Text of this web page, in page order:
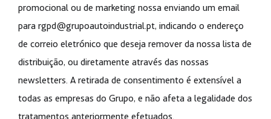
promocional ou de marketing nossa enviando um email
para rgpd@grupoautoindustrial.pt, indicando o endereço
de correio eletrónico que deseja remover da nossa lista de
distribuição, ou diretamente através das nossas
newsletters. A retirada de consentimento é extensível a
todas as empresas do Grupo, e não afeta a legalidade dos
tratamentos anteriormente efetuados.